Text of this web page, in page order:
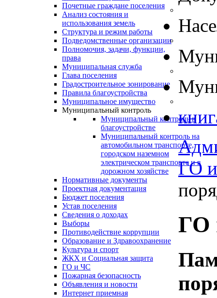
Почетные граждане поселения
Анализ состояния и
использования земель
Структура и режим работы
Подведомственные организации
Полномочия, задачи, функции,
права
Муниципальная служба
Глава поселения
Градостроительное зонирование
Правила благоустройства
Муниципальное имущество
Муниципальный контроль
Муниципальный контроль в
благоустройстве
Муниципальный контроль на
автомобильном транспорте,
городском наземном
электрическом транспорте и в
дорожном хозяйстве
Нормативные документы
Проектная документация
Бюджет поселения
Устав поселения
Сведения о доходах
Выборы
Противодействие коррупции
Образование и Здравоохранение
Культура и спорт
ЖКХ и Социальная защита
ГО и ЧС
Пожарная безопасность
Объявления и новости
Интернет приемная
ГО
ГО